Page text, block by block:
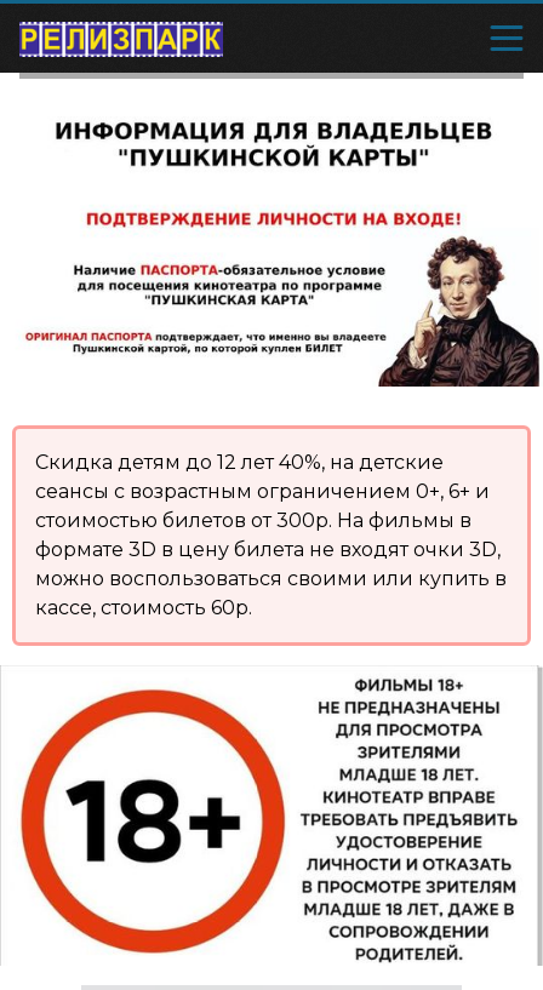
Скидка детям до 12 лет 40%, на детские
сеансы с возрастным ограничением 0+, 6+ и
стоимостью билетов от 300р. На фильмы в
формате 3D в цену билета не входят очки 3D,
можно воспользоваться своими или купить в
кассе, стоимость 60р.